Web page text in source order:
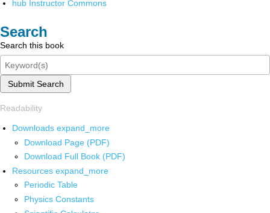
hub Instructor Commons
Search
Search this book
Submit Search
Readability
Downloads expand_more
Download Page (PDF)
Download Full Book (PDF)
Resources expand_more
Periodic Table
Physics Constants